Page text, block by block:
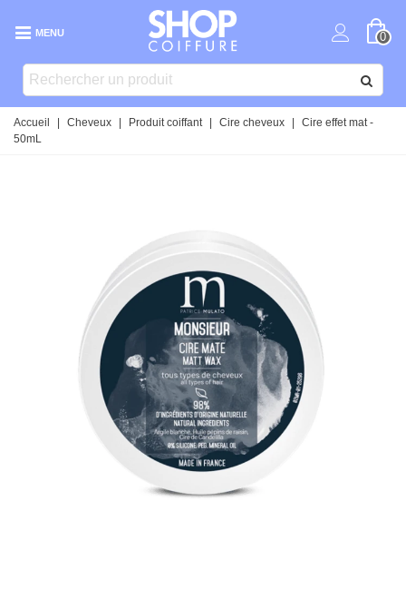
MENU 0
Accueil Cheveux Produit coiffant Cire cheveux
Cire effet mat -
50mL